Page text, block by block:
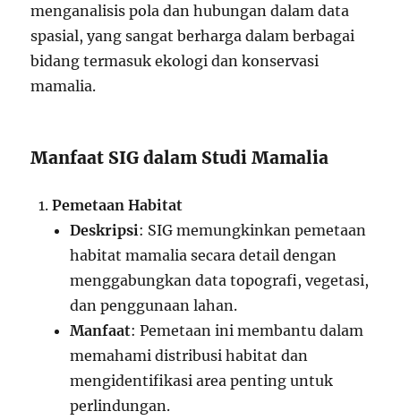
menganalisis pola dan hubungan dalam data
spasial, yang sangat berharga dalam berbagai
bidang termasuk ekologi dan konservasi
mamalia.
Manfaat SIG dalam Studi Mamalia
Pemetaan Habitat
Deskripsi: SIG memungkinkan pemetaan
habitat mamalia secara detail dengan
menggabungkan data topografi, vegetasi,
dan penggunaan lahan.
Manfaat: Pemetaan ini membantu dalam
memahami distribusi habitat dan
mengidentifikasi area penting untuk
perlindungan.